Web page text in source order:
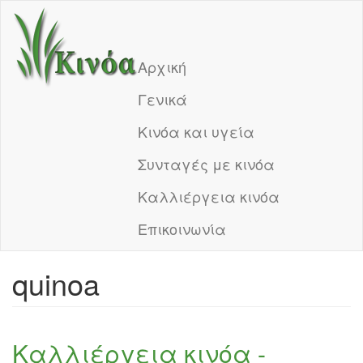
Skip
main
content
Main
navigation
Αρχική
Γενικά
Κινόα και υγεία
Συνταγές με κινόα
Καλλιέργεια κινόα
Επικοινωνία
quinoa
Καλλιέργεια κινόα -